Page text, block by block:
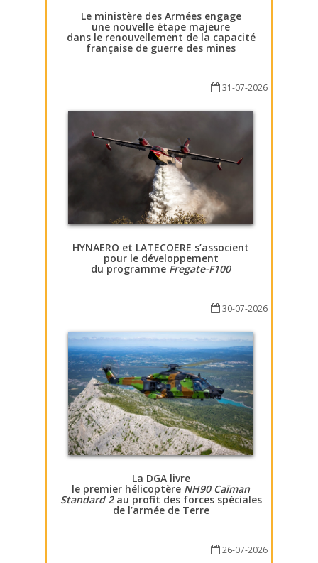
Le ministère des Armées engage
une nouvelle étape majeure
dans le renouvellement de la capacité
française de guerre des mines
31-07-2026
HYNAERO et LATECOERE s’associent
pour le développement
du programme Fregate-F100
30-07-2026
La DGA livre
le premier hélicoptère NH90 Caïman
Standard 2au profit des forces spéciales
de l’armée de Terre
26-07-2026